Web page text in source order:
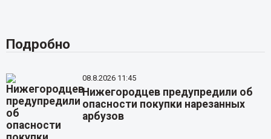
Подробно
08.8.2026 11:45
Нижегородцев предупредили об
опасности покупки нарезанных
арбузов